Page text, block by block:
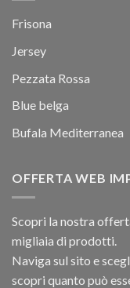
Frisona
Jersey
Pezzata Rossa
Blue belga
Bufala Mediterranea
OFFERTA WEB
Scopri la nostra
migliaia di prodotti.
Naviga sul sito e
scopri quanto può